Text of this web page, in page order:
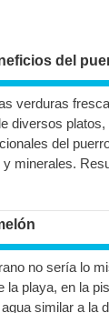
del
verduras
diversos
del
y minerales.
no sería lo
la playa, en la
similar a